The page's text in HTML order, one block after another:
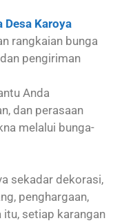
Desa Karoya
rangkaian bunga
pengiriman
Anda
dan perasaan
melalui bunga-
sekadar dekorasi,
penghargaan,
itu, setiap karangan